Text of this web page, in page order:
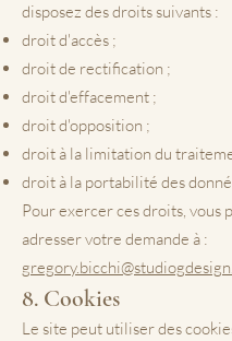
disposez des droits suivants :
droit d'accès ;
droit de rectification ;
droit d'effacement ;
droit d'opposition ;
droit à la limitation du
droit à la portabilité des
Pour exercer ces droits, vous
adresser votre demande à :
8. Cookies
Le site peut utiliser des